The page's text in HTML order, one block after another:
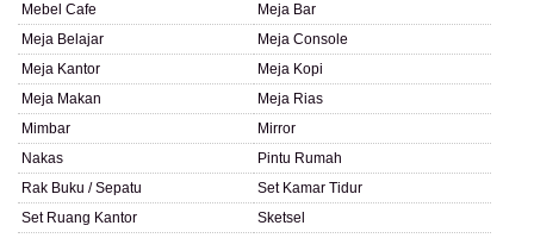
Mebel Cafe
Meja Bar
Meja Belajar
Meja Console
Meja Kantor
Meja Kopi
Meja Makan
Meja Rias
Mimbar
Mirror
Nakas
Pintu Rumah
Rak Buku / Sepatu
Set Kamar Tidur
Set Ruang Kantor
Sketsel